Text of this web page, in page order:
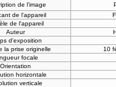
de l'image
de l'appareil
de l'appareil
Auteur
d'exposition
la prise originelle
10
focale
Orientation
horizontale
verticale